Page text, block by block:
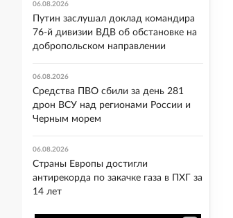
06.08.2026
Путин заслушал доклад командира
76-й дивизии ВДВ об обстановке на
добропольском направлении
06.08.2026
Средства ПВО сбили за день 281
дрон ВСУ над регионами России и
Черным морем
06.08.2026
Страны Европы достигли
антирекорда по закачке газа в ПХГ за
14 лет